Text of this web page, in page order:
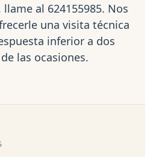
al 624155985. Nos
una visita técnica
inferior a dos
las ocasiones.